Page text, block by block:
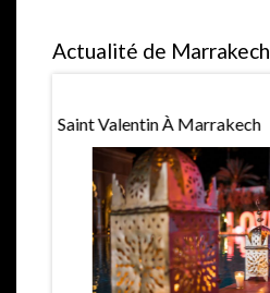
Actualité de Marrakech
Saint Valentin À Marrakech